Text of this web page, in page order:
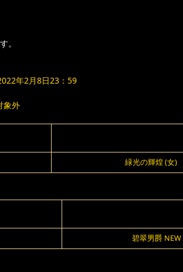
。
年2月8日23：59
象外
緑光の輝煌 (女)
碧翠男爵 NEW